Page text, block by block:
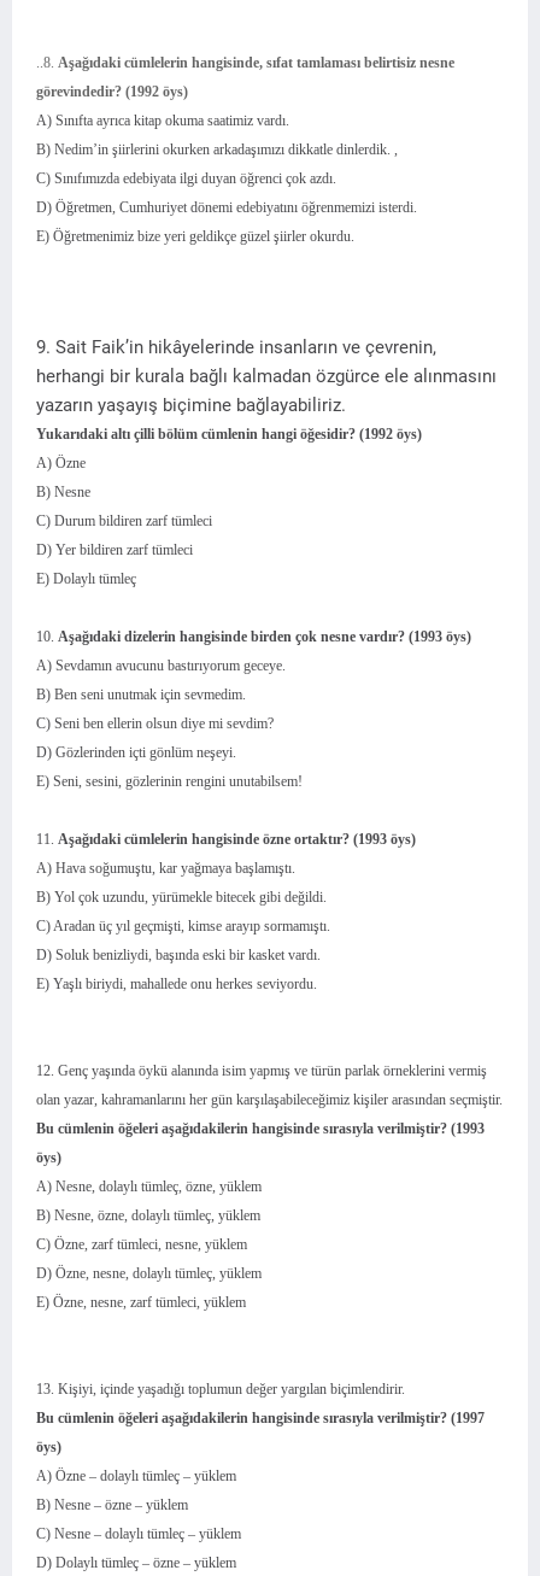
..8. Aşağıdaki cümlelerin hangisinde, sıfat tamlaması belirtisiz nesne
görevindedir? (1992 öys)
A) Sınıfta ayrıca kitap okuma saatimiz vardı.
B) Nedim’in şiirlerini okurken arkadaşımızı dikkatle dinlerdik. ,
C) Sınıfımızda edebiyata ilgi duyan öğrenci çok azdı.
D) Öğretmen, Cumhuriyet dönemi edebiyatını öğrenmemizi isterdi.
E) Öğretmenimiz bize yeri geldikçe güzel şiirler okurdu.
9. Sait Faik’in hikâyelerinde insanların ve çevrenin,
herhangi bir kurala bağlı kalmadan özgürce ele alınmasını
yazarın yaşayış biçimine bağlayabiliriz.
Yukarıdaki altı çilli bölüm cümlenin hangi öğesidir? (1992 öys)
A) Özne
B) Nesne
C) Durum bildiren zarf tümleci
D) Yer bildiren zarf tümleci
E) Dolaylı tümleç
10. Aşağıdaki dizelerin hangisinde birden çok nesne vardır? (1993 öys)
A) Sevdamın avucunu bastırıyorum geceye.
B) Ben seni unutmak için sevmedim.
C) Seni ben ellerin olsun diye mi sevdim?
D) Gözlerinden içti gönlüm neşeyi.
E) Seni, sesini, gözlerinin rengini unutabilsem!
11. Aşağıdaki cümlelerin hangisinde özne ortaktır? (1993 öys)
A) Hava soğumuştu, kar yağmaya başlamıştı.
B) Yol çok uzundu, yürümekle bitecek gibi değildi.
C) Aradan üç yıl geçmişti, kimse arayıp sormamıştı.
D) Soluk benizliydi, başında eski bir kasket vardı.
E) Yaşlı biriydi, mahallede onu herkes seviyordu.
12. Genç yaşında öykü alanında isim yapmış ve türün parlak örneklerini vermiş
olan yazar, kahramanlarını her gün karşılaşabileceğimiz kişiler arasından seçmiştir.
Bu cümlenin öğeleri aşağıdakilerin hangisinde sırasıyla verilmiştir? (1993
öys)
A) Nesne, dolaylı tümleç, özne, yüklem
B) Nesne, özne, dolaylı tümleç, yüklem
C) Özne, zarf tümleci, nesne, yüklem
D) Özne, nesne, dolaylı tümleç, yüklem
E) Özne, nesne, zarf tümleci, yüklem
13. Kişiyi, içinde yaşadığı toplumun değer yargılan biçimlendirir.
Bu cümlenin öğeleri aşağıdakilerin hangisinde sırasıyla verilmiştir? (1997
öys)
A) Özne – dolaylı tümleç – yüklem
B) Nesne – özne – yüklem
C) Nesne – dolaylı tümleç – yüklem
D) Dolaylı tümleç – özne – yüklem